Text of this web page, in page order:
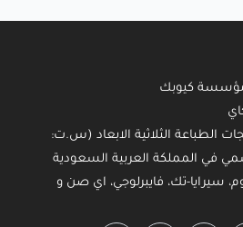
الطباعة الثلاثية الابعاد (س.ت:
الرسمي في المملكة العربية السعودية
سيرايا-تك، فايبرلوجي، اي صن و